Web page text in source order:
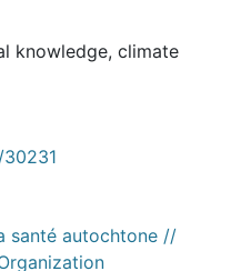
knowledge, climate
santé autochtone //